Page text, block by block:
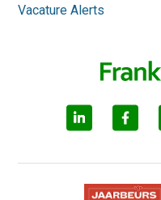
Vacature Alerts